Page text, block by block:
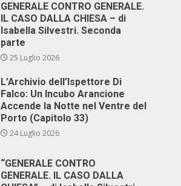
GENERALE CONTRO GENERALE.
IL CASO DALLA CHIESA – di
Isabella Silvestri. Seconda
parte
25 Luglio 2026
L’Archivio dell’Ispettore Di
Falco: Un Incubo Arancione
Accende la Notte nel Ventre del
Porto (Capitolo 33)
24 Luglio 2026
“GENERALE CONTRO
GENERALE. IL CASO DALLA